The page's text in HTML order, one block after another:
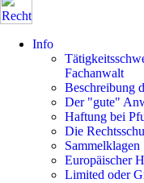
Info
Fachanwalt
Beschreibung
Der "gute"
Haftung bei
Die
Sammelklagen
Europäischer
Limited oder